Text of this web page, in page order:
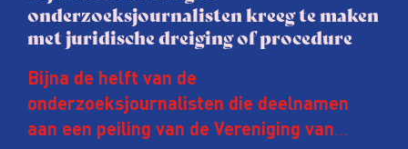
onderzoeksjournalisten kreeg te maken
met juridische dreiging of procedure
Bijna de helft van de
onderzoeksjournalisten die deelnamen
aan een peiling van de Vereniging van